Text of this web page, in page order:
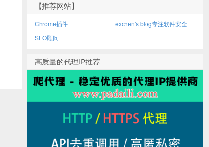
【推荐网站】
Chrome插件
exchen's blog专注软件安全
SEO顾问
高质量的代理IP推荐